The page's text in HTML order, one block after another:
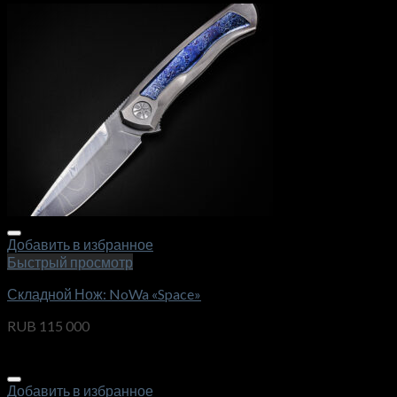
Добавить в избранное
Быстрый просмотр
Складной Нож: NoWa «Space»
RUB 115 000
Добавить в избранное